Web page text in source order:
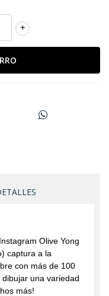
+
Olive Yong
captura a la
con más de 100
una variedad
más!